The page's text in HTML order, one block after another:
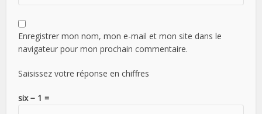
Enregistrer mon nom, mon e-mail et mon site dans le
navigateur pour mon prochain commentaire.
Saisissez votre réponse en chiffres
six − 1 =